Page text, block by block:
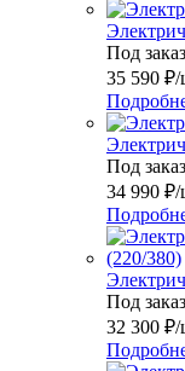
Под заказ
35 590 ₽/
Под заказ
34 990 ₽/
Под заказ
32 300 ₽/